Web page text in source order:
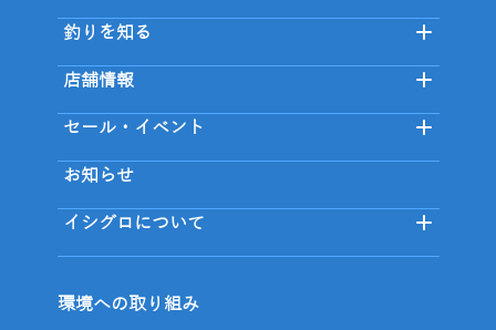
釣りを知る
店舗情報
セール・イベント
お知らせ
イシグロについて
環境への取り組み